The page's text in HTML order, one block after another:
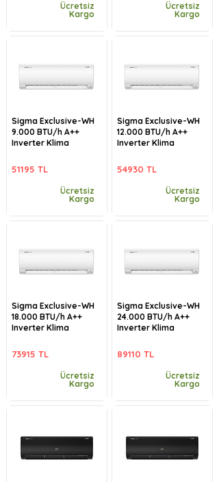
Ücretsiz
Kargo
Sigma Exclusive-WH
9.000 BTU/h A++
Inverter Klima
51195 TL
Ücretsiz
Kargo
Sigma Exclusive-WH
18.000 BTU/h A++
Inverter Klima
73915 TL
Ücretsiz
Kargo
Ücretsiz
Kargo
Sigma Exclusive-WH
12.000 BTU/h A++
Inverter Klima
54930 TL
Ücretsiz
Kargo
Sigma Exclusive-WH
24.000 BTU/h A++
Inverter Klima
89110 TL
Ücretsiz
Kargo